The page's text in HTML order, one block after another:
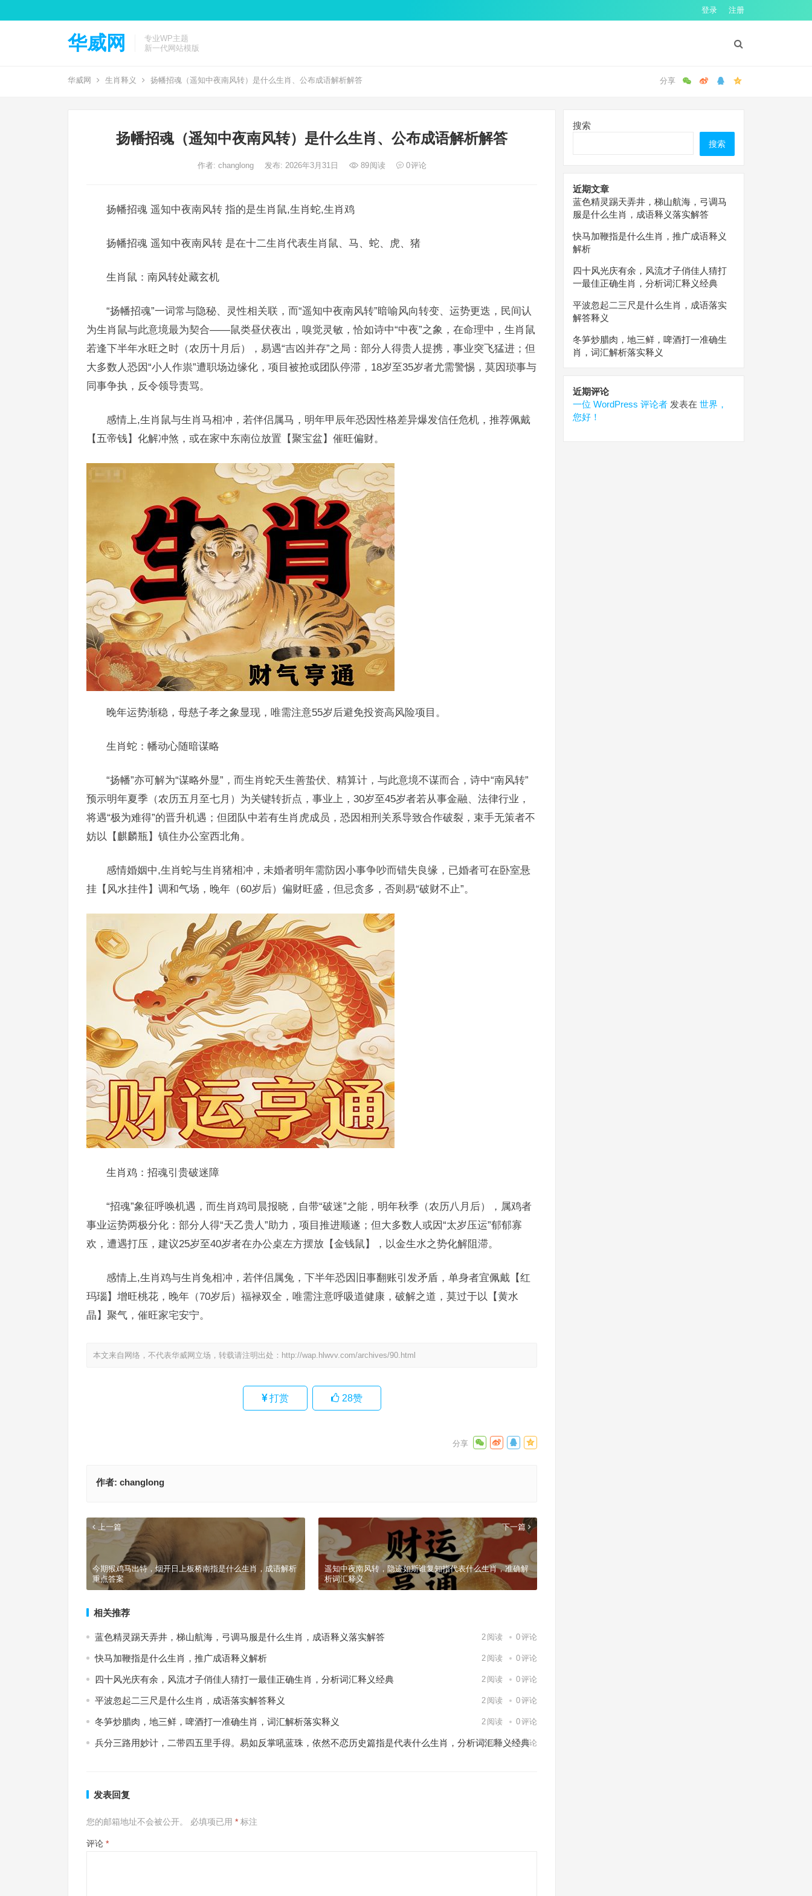
登录 注册
华威网
专业WP主题
新一代网站模版
华威网 生肖释义 扬幡招魂（遥知中夜南风转）是什么生肖、公布成语解析解答
扬幡招魂（遥知中夜南风转）是什么生肖、公布成语解析解答
作者: changlong 发布: 2026年3月31日 89阅读 0评论
扬幡招魂 遥知中夜南风转 指的是生肖鼠,生肖蛇,生肖鸡
扬幡招魂 遥知中夜南风转 是在十二生肖代表生肖鼠、马、蛇、虎、猪
生肖鼠：南风转处藏玄机
“扬幡招魂”一词常与隐秘、灵性相关联，而“遥知中夜南风转”暗喻风向转变、运势更迭，民间认
为生肖鼠与此意境最为契合——鼠类昼伏夜出，嗅觉灵敏，恰如诗中“中夜”之象，在命理中，生肖鼠
若逢下半年水旺之时（农历十月后），易遇“吉凶并存”之局：部分人得贵人提携，事业突飞猛进；但
大多数人恐因“小人作祟”遭职场边缘化，项目被抢或团队停滞，18岁至35岁者尤需警惕，莫因琐事与
同事争执，反令领导责骂。
感情上,生肖鼠与生肖马相冲，若伴侣属马，明年甲辰年恐因性格差异爆发信任危机，推荐佩戴
【五帝钱】化解冲煞，或在家中东南位放置【聚宝盆】催旺偏财。
晚年运势渐稳，母慈子孝之象显现，唯需注意55岁后避免投资高风险项目。
生肖蛇：幡动心随暗谋略
“扬幡”亦可解为“谋略外显”，而生肖蛇天生善蛰伏、精算计，与此意境不谋而合，诗中“南风转”
预示明年夏季（农历五月至七月）为关键转折点，事业上，30岁至45岁者若从事金融、法律行业，
将遇“极为难得”的晋升机遇；但团队中若有生肖虎成员，恐因相刑关系导致合作破裂，束手无策者不
妨以【麒麟瓶】镇住办公室西北角。
感情婚姻中,生肖蛇与生肖猪相冲，未婚者明年需防因小事争吵而错失良缘，已婚者可在卧室悬
挂【风水挂件】调和气场，晚年（60岁后）偏财旺盛，但忌贪多，否则易“破财不止”。
生肖鸡：招魂引贵破迷障
“招魂”象征呼唤机遇，而生肖鸡司晨报晓，自带“破迷”之能，明年秋季（农历八月后），属鸡者
事业运势两极分化：部分人得“天乙贵人”助力，项目推进顺遂；但大多数人或因“太岁压运”郁郁寡
欢，遭遇打压，建议25岁至40岁者在办公桌左方摆放【金钱鼠】，以金生水之势化解阻滞。
感情上,生肖鸡与生肖兔相冲，若伴侣属兔，下半年恐因旧事翻账引发矛盾，单身者宜佩戴【红
玛瑙】增旺桃花，晚年（70岁后）福禄双全，唯需注意呼吸道健康，破解之道，莫过于以【黄水
晶】聚气，催旺家宅安宁。
本文来自网络，不代表华威网立场，转载请注明出处： http://wap.hlwvv.com/archives/90.html
打赏 28赞
作者: changlong
上一篇
今期猴鸡马出特，烟开日上板桥南指是什么生肖，成语解析
重点答案
下一篇
遥知中夜南风转，隐迹如斯谁复知指代表什么生肖，准确解
析词汇释义
相关推荐
蓝色精灵踢天弄井，梯山航海，弓调马服是什么生肖，成语释义落实解答 2 阅读 0评论
快马加鞭指是什么生肖，推广成语释义解析 2 阅读 0评论
四十风光庆有余，风流才子俏佳人猜打一最佳正确生肖，分析词汇释义经典 2 阅读 0评论
平波忽起二三尺是什么生肖，成语落实解答释义 2 阅读 0评论
冬笋炒腊肉，地三鲜，啤酒打一准确生肖，词汇解析落实释义 2 阅读 0评论
兵分三路用妙计，二带四五里手得。易如反掌吼蓝珠，依然不恋历史篇指是代表什么生肖，分析词汇释义经典
2 阅读 0评论
发表回复
您的邮箱地址不会被公开。 必填项已用 * 标注
评论 *
搜索
搜索
近期文章
蓝色精灵踢天弄井，梯山航海，弓调马
服是什么生肖，成语释义落实解答
快马加鞭指是什么生肖，推广成语释义
解析
四十风光庆有余，风流才子俏佳人猜打
一最佳正确生肖，分析词汇释义经典
平波忽起二三尺是什么生肖，成语落实
解答释义
冬笋炒腊肉，地三鲜，啤酒打一准确生
肖，词汇解析落实释义
近期评论
一位 WordPress 评论者 发表在 世界，
您好！